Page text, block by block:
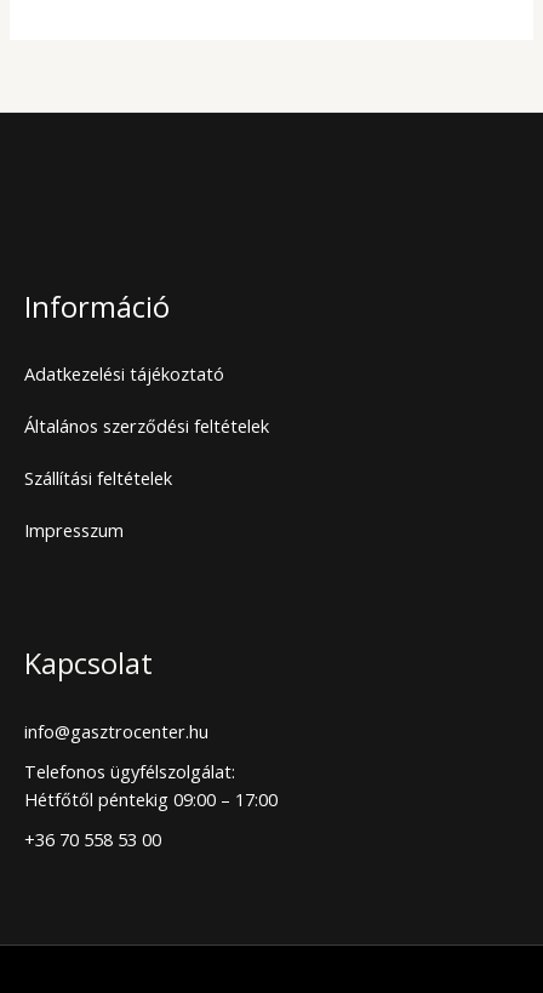
Információ
Adatkezelési tájékoztató
Általános szerződési feltételek
Szállítási feltételek
Impresszum
Kapcsolat
info@gasztrocenter.hu
Telefonos ügyfélszolgálat:
Hétfőtől péntekig 09:00 – 17:00
+36 70 558 53 00